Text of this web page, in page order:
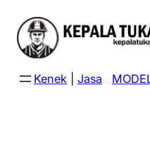
content
Kenek Jasa